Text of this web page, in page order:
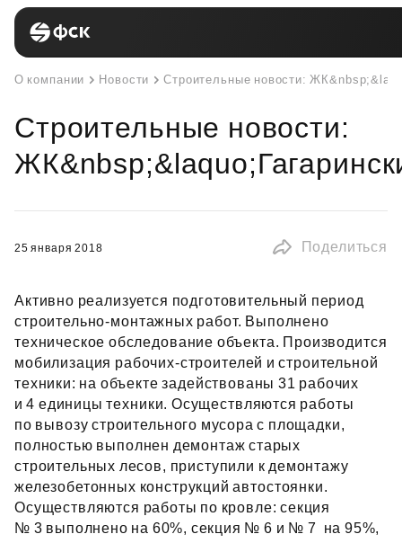
О компании Новости Строительные новости:
Строительные новости:
25 января 2018 Поделиться
Активно реализуется подготовительный период
строительно‑монтажных работ. Выполнено
техническое обследование объекта. Производится
мобилизация рабочих‑строителей и строительной
техники: на объекте задействованы 31 рабочих
и 4 единицы техники. Осуществляются работы
по вывозу строительного мусора с площадки,
полностью выполнен демонтаж старых
строительных лесов, приступили к демонтажу
железобетонных конструкций автостоянки.
Осуществляются работы по кровле: секция
№ 3 выполнено на 60%, секция № 6 и № 7  на 95%,